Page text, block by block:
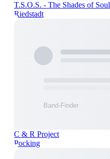
T.S.O.S. - The Shades of Soul
Riedstadt
C & R Project
Pocking